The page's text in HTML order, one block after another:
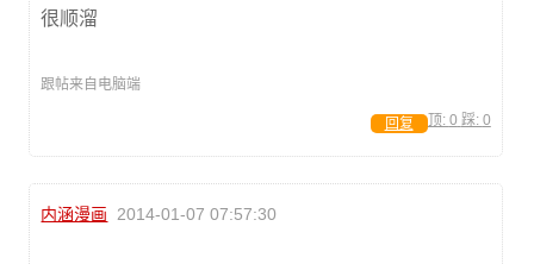
很顺溜
跟帖来自电脑端
顶: 0 踩: 0
回复
内涵漫画 2014-01-07 07:57:30